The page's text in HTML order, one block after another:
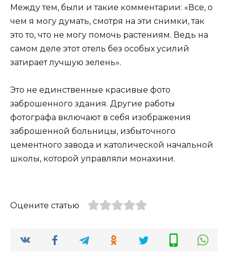
Между тем, были и такие комментарии: «Все, о
чем я могу думать, смотря на эти снимки, так
это то, что не могу помочь растениям. Ведь на
самом деле этот отель без особых усилий
затирает лучшую зелень».
Это не единственные красивые фото
заброшенного здания. Другие работы
фотографа включают в себя изображения
заброшенной больницы, избыточного
цементного завода и католической начальной
школы, которой управляли монахини.
Оцените статью